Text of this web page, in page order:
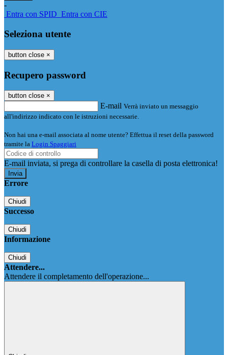
-
Entra con SPID Entra con CIE
Seleziona utente
button close ×
Recupero password
button close ×
E-mail Verrà inviato un messaggio
all'indirizzo indicato con le istruzioni necessarie.
Non hai una e-mail associata al nome utente? Effettua il reset della password
tramite la Login Spaggiari
E-mail inviata, si prega di controllare la casella di posta elettronica!
Errore
Chiudi
Successo
Chiudi
Informazione
Chiudi
Attendere...
Attendere il completamento dell'operazione...